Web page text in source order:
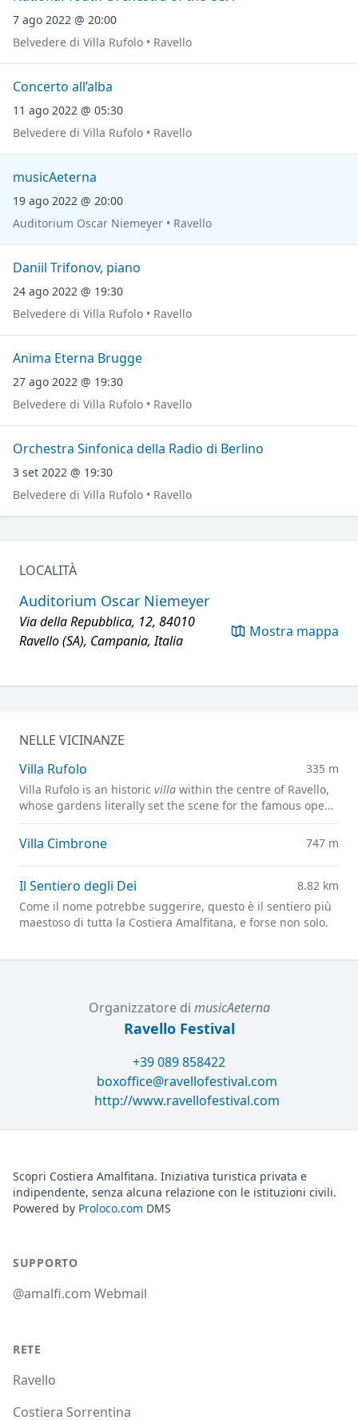
7 ago 2022 @ 20:00
Belvedere di Villa Rufolo • Ravello
Concerto all’alba
11 ago 2022 @ 05:30
Belvedere di Villa Rufolo • Ravello
musicAeterna
19 ago 2022 @ 20:00
Auditorium Oscar Niemeyer • Ravello
Daniil Trifonov, piano
24 ago 2022 @ 19:30
Belvedere di Villa Rufolo • Ravello
Anima Eterna Brugge
27 ago 2022 @ 19:30
Belvedere di Villa Rufolo • Ravello
Orchestra Sinfonica della Radio di Berlino
3 set 2022 @ 19:30
Belvedere di Villa Rufolo • Ravello
LOCALITÀ
Auditorium Oscar Niemeyer
Via della Repubblica, 12, 84010
Ravello (SA), Campania, Italia
Mostra mappa
NELLE VICINANZE
Villa Rufolo
335 m
Villa Rufolo is an historic villa within the centre of Ravello,
whose gardens literally set the scene for the famous open-
air Ravello Festival concerts overlooking the
Mediterranean.
Villa Cimbrone 747 m
Il Sentiero degli Dei
8.82 km
Come il nome potrebbe suggerire, questo è il sentiero più
maestoso di tutta la Costiera Amalfitana, e forse non solo.
Organizzatore di musicAeterna
Ravello Festival
+39 089 858422
boxoffice@ravellofestival.com
http://www.ravellofestival.com
Scopri Costiera Amalfitana. Iniziativa turistica privata e
indipendente, senza alcuna relazione con le istituzioni civili.
Powered by Proloco.com DMS
SUPPORTO
@amalfi.com Webmail
RETE
Ravello
Costiera Sorrentina